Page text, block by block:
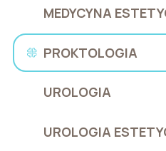
MEDYCYNA
PROKTOLOGIA
UROLOGIA
UROLOGIA